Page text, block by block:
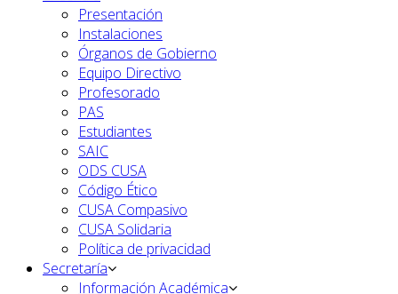
Presentación
Instalaciones
Órganos de Gobierno
Equipo Directivo
Profesorado
PAS
Estudiantes
SAIC
ODS CUSA
Código Ético
CUSA Compasivo
CUSA Solidaria
Política de privacidad
Secretaría
Información Académica